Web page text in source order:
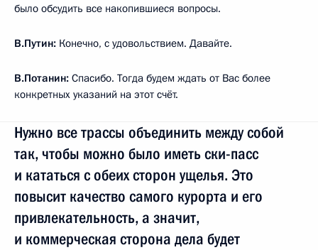
было обсудить все накопившиеся вопросы.
В.Путин: Конечно, с удовольствием. Давайте.
В.Потанин: Спасибо. Тогда будем ждать от Вас более
конкретных указаний на этот счёт.
Нужно все трассы объединить между собой
так, чтобы можно было иметь ски-пасс
и кататься с обеих сторон ущелья. Это
повысит качество самого курорта и его
привлекательность, а значит,
и коммерческая сторона дела будет